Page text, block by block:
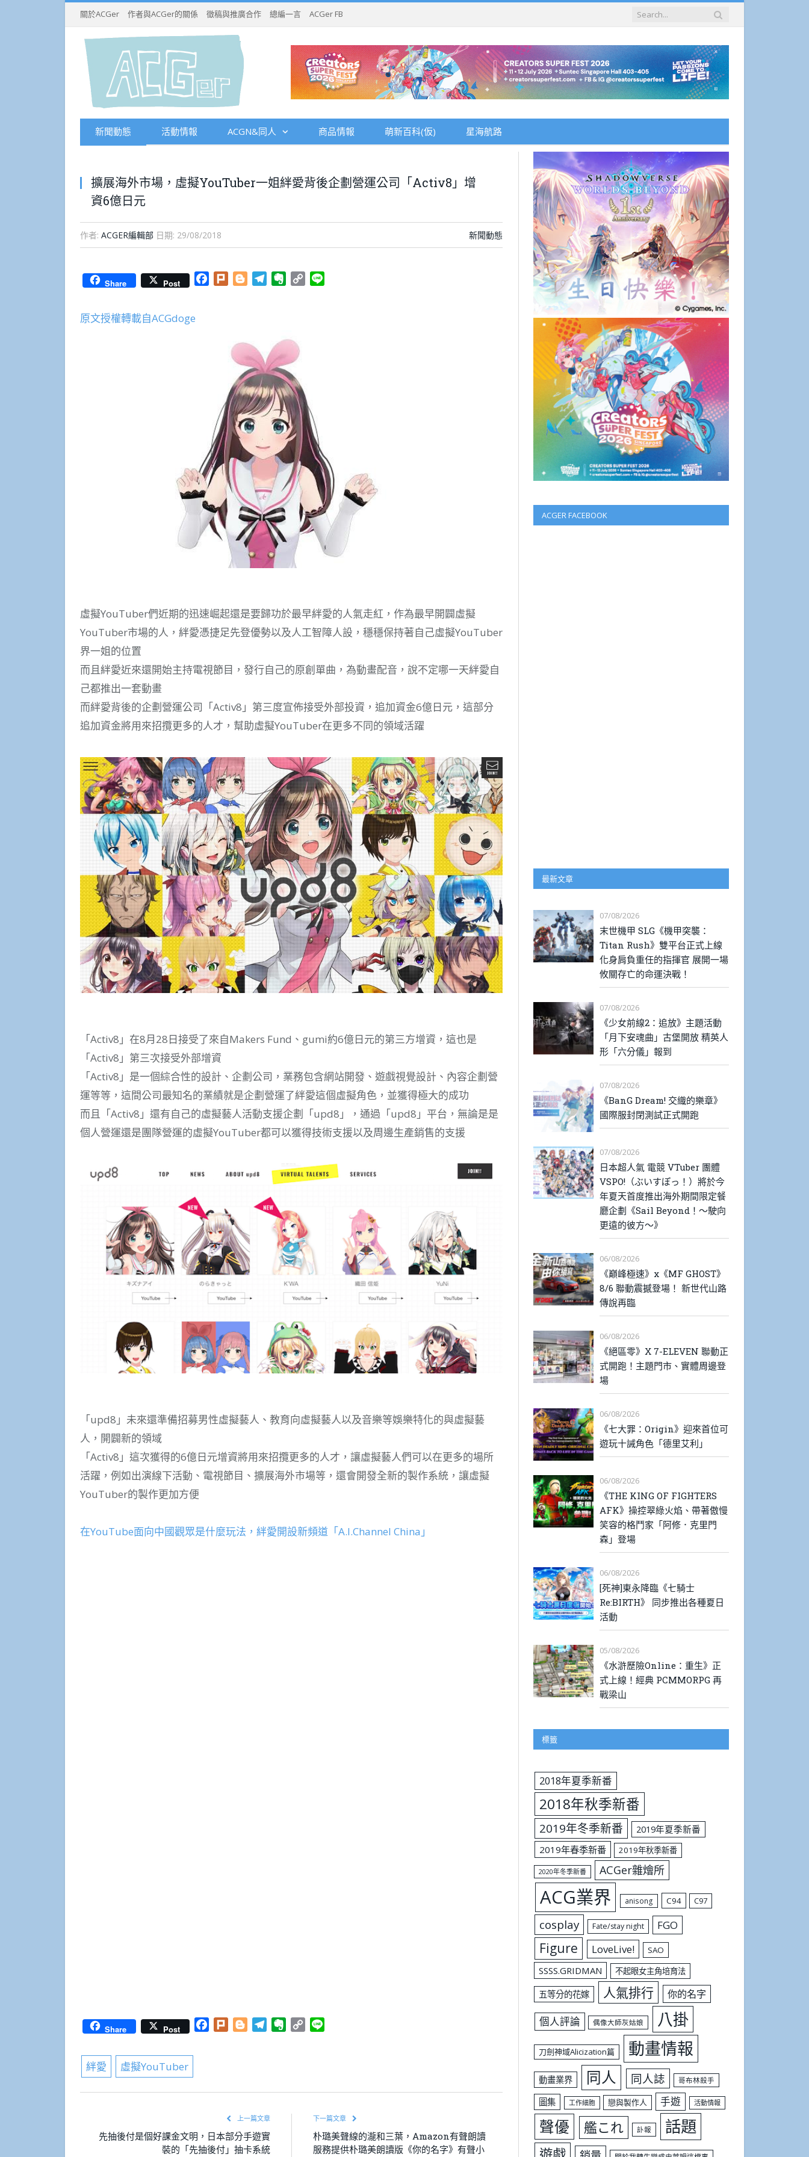
關於ACGer 作者與ACGer的關係 徵稿與推廣合作 總編一言 ACGer FB
新聞動態 活動情報 ACGN&同人 商品情報 萌新百科(仮) 星海航路
擴展海外市場，虛擬YouTuber一姐絆愛背後企劃營運公司「Activ8」增
資6億日元
作者: ACGER編輯部 日期: 29/08/2018 新聞動態
Share Post Facebook
Plurk BloggerTelegramEvernote
Copy
原文授權轉載自ACGdoge
虛擬YouTuber們近期的迅速崛起還是要歸功於最早絆愛的人氣走紅，作為最早開闢虛擬
YouTuber市場的人，絆愛憑捷足先登優勢以及人工智障人設，穩穩保持著自己虛擬YouTuber
界一姐的位置
而且絆愛近來還開始主持電視節目，發行自己的原創單曲，為動畫配音，說不定哪一天絆愛自​​
己都推出一套動畫
而絆愛背後的企劃營運公司「Activ8」第三度宣佈接受外部投資，追加資金6億日元，這部分
追加資金將用來招攬更多的人才，幫助虛擬YouTuber在更多不同的領域活躍
「Activ8」在8月28日接受了來自Makers Fund、gumi約6億日元的第三方增資，這也是
「Activ8」第三次接受外部增資
「Activ8」是一個綜合性的設計、企劃公司，業務包含網站開發、遊戲視覺設計、內容企劃營
運等等，這間公司最知名的業績就是企劃營運了絆愛這個虛擬角色，並獲得極大的成功
而且「Activ8」還有自己的虛擬藝人活動支援企劃「upd8」，通過「upd8」平台，無論是是
個人營運還是團隊營運的虛擬YouTuber都可以獲得技術支援以及周邊生產銷售的支援
「upd8」未來還準備招募男性虛擬藝人、教育向虛擬藝人以及音樂等娛樂特化的與虛擬藝
人，開闢新的領域
「Activ8」這次獲得的6億日元增資將用來招攬更多的人才，讓虛擬藝人們可以在更多的場所
活躍，例如出演線下活動、電視節目、擴展海外市場等，還會開發全新的製作系統，讓虛擬
YouTuber的製作更加方便
在YouTube面向中國觀眾是什麼玩法，絆愛開設新頻道「A.I.Channel China」
Share Post Facebook
Plurk BloggerTelegramEvernote
Copy
絆愛 虛擬YouTuber
上一篇文章
先抽後付是個好課金文明，日本部分手遊實
裝的「先抽後付」抽卡系統
下一篇文章
朴璐美聲線的瀧和三葉，Amazon有聲朗讀
服務提供朴璐美朗讀版《你的名字》有聲小
ACGER FACEBOOK
最新文章
07/08/2026
末世機甲 SLG《機甲突襲：
Titan Rush》雙平台正式上線
化身肩負重任的指揮官 展開一場
攸關存亡的命運決戰！
07/08/2026
《少女前線2：追放》主題活動
「月下安魂曲」古堡開放 精英人
形「六分儀」報到
07/08/2026
《BanG Dream! 交織的樂章》
國際服封閉測試正式開跑
07/08/2026
日本超人氣 電競 VTuber 團體
VSPO!（ぶいすぽっ！）將於今
年夏天首度推出海外期間限定餐
廳企劃《Sail Beyond！～駛向
更遠的彼方～》
06/08/2026
《巔峰極速》x《MF GHOST》
8/6 聯動震撼登場！ 新世代山路
傳說再臨
06/08/2026
《絕區零》X 7-ELEVEN 聯動正
式開跑！主題門市、實體周邊登
場
06/08/2026
《七大罪：Origin》迎來首位可
遊玩十誡角色「德里艾利」
06/08/2026
《THE KING OF FIGHTERS
AFK》操控翠綠火焰、帶著傲慢
笑容的格鬥家「阿修．克里門
森」登場
06/08/2026
[死神]東永降臨《七騎士
Re:BIRTH》 同步推出各種夏日
活動
05/08/2026
《水滸歷險Online：重生》正
式上線！經典 PCMMORPG 再
戰梁山
標籤
2018年夏季新番
2018年秋季新番
2019年冬季新番
2019年夏季新番
2019年春季新番
2019年秋季新番
2020年冬季新番 ACGer雜燴所
ACG業界 anisong C94 C97
cosplay Fate/stay night FGO
Figure LoveLive! SAO
SSSS.GRIDMAN 不起眼女主角培育法
五等分的花嫁 人氣排行 你的名字
個人評論 偶像大師灰姑娘 八掛
刀劍神域Alicization篇 動畫情報
動畫業界 同人 同人誌 哥布林殺手
圖集 工作細胞 戀與製作人 手遊 活動情報
聲優 艦これ 訃報 話題